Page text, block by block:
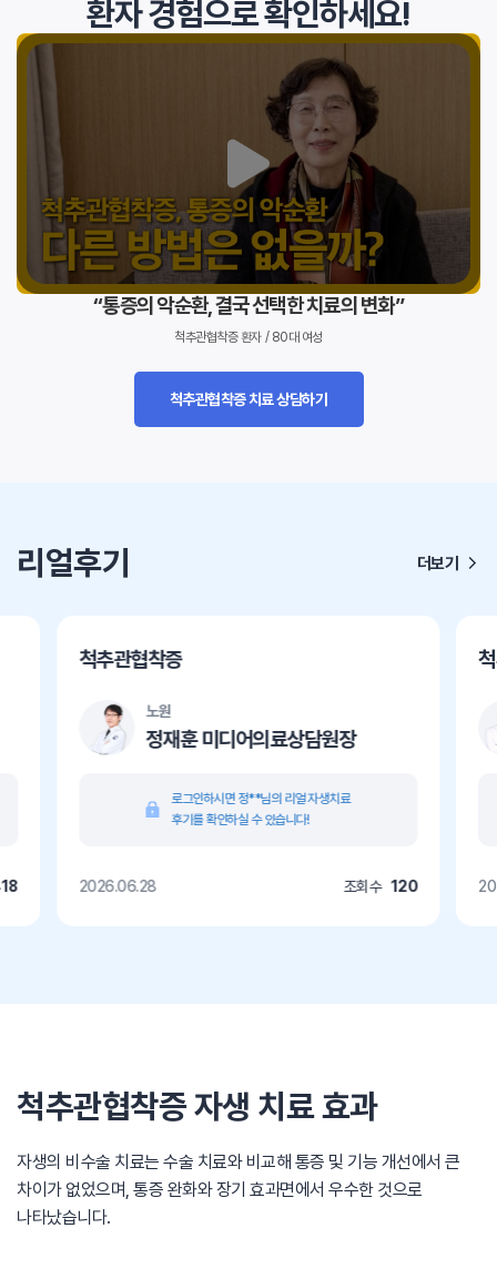
환자 경험으로 확인하세요!
“통증의 악순환, 결국 선택한 치료의 변화”
척추관협착증 환자 / 80대 여성
척추관협착증 치료 상담하기
리얼후기 더보기
척추관협착증
노원
정재훈 미디어의료상담원장
로그인하시면 정**님의 리얼 자생치료
후기를 확인하실 수 있습니다!
2026.06.28 조회수 120
척추관협착증 자생 치료 효과
자생의 비수술 치료는 수술 치료와 비교해 통증 및 기능 개선에서 큰
차이가 없었으며, 통증 완화와 장기 효과면에서 우수한 것으로
나타났습니다.